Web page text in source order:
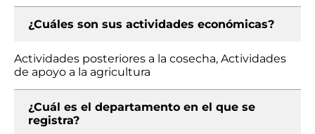
¿Cuáles son sus actividades económicas?
Actividades posteriores a la cosecha, Actividades
de apoyo a la agricultura
¿Cuál es el departamento en el que se
registra?